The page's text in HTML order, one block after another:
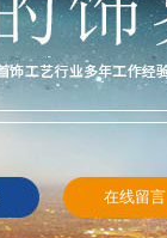
在线留言